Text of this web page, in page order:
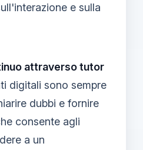
e sulla
attraverso tutor
digitali sono sempre
dubbi e fornire
consente agli
a un